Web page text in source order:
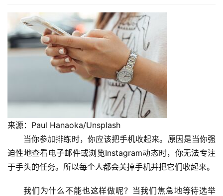
来源：Paul Hanaoka/Unsplash
当你参加排练时，你应该把手机收起来。原因是当你强
迫性地查看电子邮件或浏览Instagram动态时，你无法专注
于手头的任务。所以每个人都会关掉手机并把它们收起来。
我们为什么不能也这样做呢？当我们焦急地等待选举